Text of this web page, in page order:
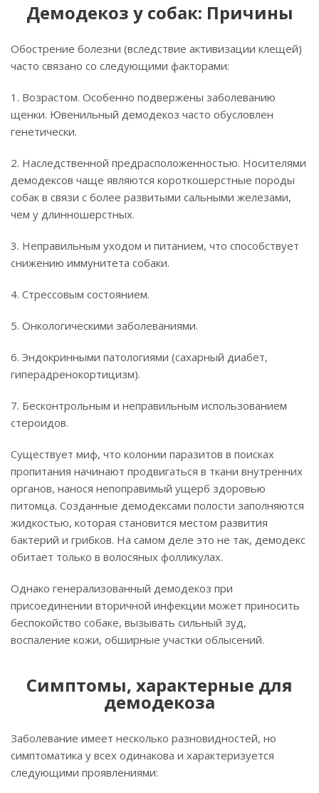
Демодекоз у собак: Причины
Обострение болезни (вследствие активизации клещей)
часто связано со следующими факторами:
1. Возрастом. Особенно подвержены заболеванию
щенки. Ювенильный демодекоз часто обусловлен
генетически.
2. Наследственной предрасположенностью. Носителями
демодексов чаще являются короткошерстные породы
собак в связи с более развитыми сальными железами,
чем у длинношерстных.
3. Неправильным уходом и питанием, что способствует
снижению иммунитета собаки.
4. Стрессовым состоянием.
5. Онкологическими заболеваниями.
6. Эндокринными патологиями (сахарный диабет,
гиперадренокортицизм).
7. Бесконтрольным и неправильным использованием
стероидов.
Существует миф, что колонии паразитов в поисках
пропитания начинают продвигаться в ткани внутренних
органов, нанося непоправимый ущерб здоровью
питомца. Созданные демодексами полости заполняются
жидкостью, которая становится местом развития
бактерий и грибков. На самом деле это не так, демодекс
обитает только в волосяных фолликулах.
Однако генерализованный демодекоз при
присоединении вторичной инфекции может приносить
беспокойство собаке, вызывать сильный зуд,
воспаление кожи, обширные участки облысений.
Симптомы, характерные для
демодекоза
Заболевание имеет несколько разновидностей, но
симптоматика у всех одинакова и характеризуется
следующими проявлениями: